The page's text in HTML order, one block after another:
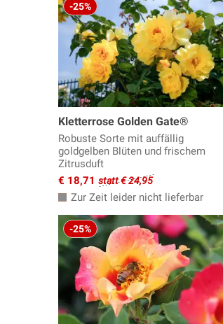
-25%
Kletterrose Golden Gate®
Robuste Sorte mit auffällig
goldgelben Blüten und frischem
Zitrusduft
€ 18,71 statt € 24,95
Zur Zeit leider nicht lieferbar
-25%